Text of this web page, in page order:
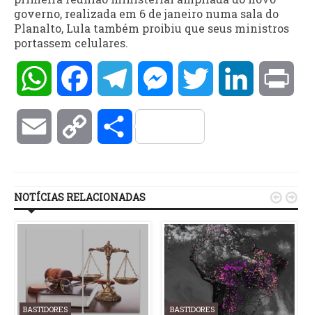
governo, realizada em 6 de janeiro numa sala do
Planalto, Lula também proibiu que seus ministros
portassem celulares.
WhatsAppFacebookTelegramMessengerTwitter LinkedIn
Email Copy Compartilhar
NOTÍCIAS RELACIONADAS
BASTIDORES BASTIDORES
 